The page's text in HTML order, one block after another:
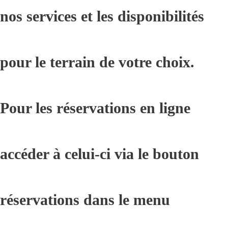
nos services et les disponibilités
pour le terrain de votre choix.
Pour les réservations en ligne
accéder à celui-ci via le bouton
réservations dans le menu